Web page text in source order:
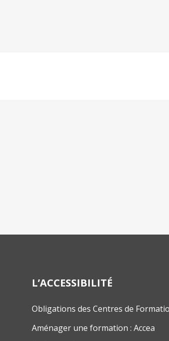
L’ACCESSIBILITÉ
Obligations des Centres de
Aménager une formation : Accea